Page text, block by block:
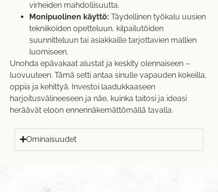
virheiden mahdollisuutta.
Monipuolinen käyttö: Täydellinen työkalu uusien
tekniikoiden opetteluun, kilpailutöiden
suunnitteluun tai asiakkaille tarjottavien mallien
luomiseen.
Unohda epävakaat alustat ja keskity olennaiseen –
luovuuteen. Tämä setti antaa sinulle vapauden kokeilla,
oppia ja kehittyä. Investoi laadukkaaseen
harjoitusvälineeseen ja näe, kuinka taitosi ja ideasi
heräävät eloon ennennäkemättömällä tavalla.
Ominaisuudet